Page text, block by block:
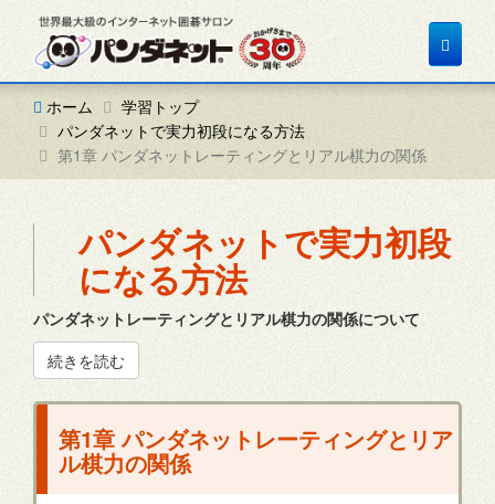
Toggle
ホーム
学習トップ
パンダネットで実力初段になる方法
第1章 パンダネットレーティングとリアル棋力の関係
パンダネットで実力初段
になる方法
パンダネットレーティングとリアル棋力の関係について
続きを読む
第1章 パンダネットレーティングとリア
ル棋力の関係